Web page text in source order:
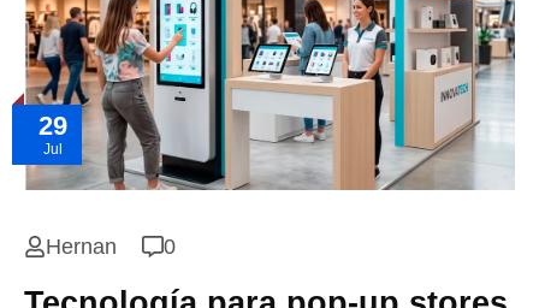
29
Jul
Hernan 0